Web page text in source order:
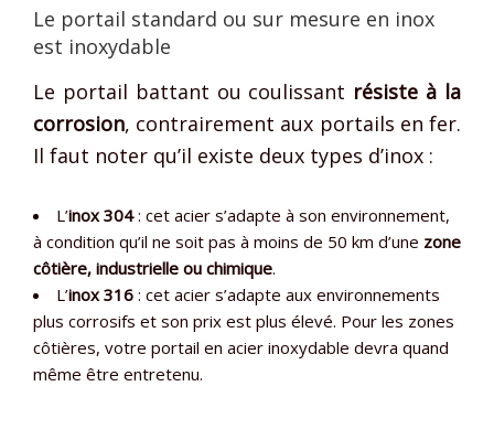
Le portail standard ou sur mesure en inox
est inoxydable
Le portail battant ou coulissant résiste à la
corrosion, contrairement aux portails en fer.
Il faut noter qu’il existe deux types d’inox :
L’inox 304: cet acier s’adapte à son environnement,
à condition qu’il ne soit pas à moins de 50 km d’une zone
côtière, industrielle ou chimique.
L’inox 316 : cet acier s’adapte aux environnements
plus corrosifs et son prix est plus élevé. Pour les zones
côtières, votre portail en acier inoxydable devra quand
même être entretenu.